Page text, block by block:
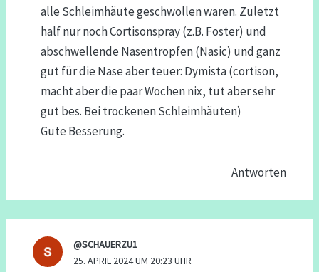
alle Schleimhäute geschwollen waren. Zuletzt
half nur noch Cortisonspray (z.B. Foster) und
abschwellende Nasentropfen (Nasic) und ganz
gut für die Nase aber teuer: Dymista (cortison,
macht aber die paar Wochen nix, tut aber sehr
gut bes. Bei trockenen Schleimhäuten)
Gute Besserung.
Antworten
@SCHAUERZU1
25. APRIL 2024 UM 20:23 UHR